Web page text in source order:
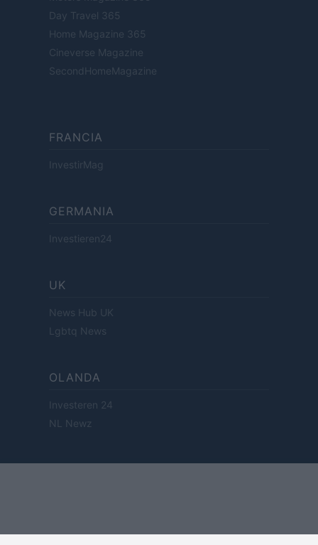
Day Travel 365
Home Magazine 365
Cineverse Magazine
SecondHomeMagazine
FRANCIA
InvestirMag
GERMANIA
Investieren24
UK
News Hub UK
Lgbtq News
OLANDA
Investeren 24
NL Newz